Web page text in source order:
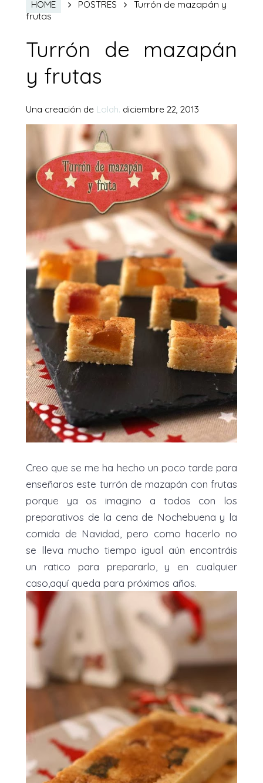
HOME POSTRES
Turrón de mazapán y
frutas
Turrón de mazapán
y frutas
Una creación de Lolah. diciembre 22, 2013
Creo que se me ha hecho un poco tarde para
enseñaros este turrón de mazapán con frutas
porque ya os imagino a todos con los
preparativos de la cena de Nochebuena y la
comida de Navidad, pero como hacerlo no
se lleva mucho tiempo igual aún encontráis
un ratico para prepararlo, y en cualquier
caso,aquí queda para próximos años.